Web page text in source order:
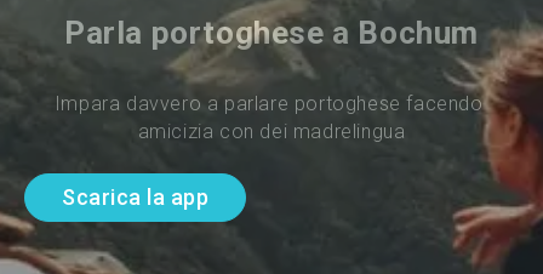
Parla portoghese a Bochum
Impara davvero a parlare portoghese facendo
amicizia con dei madrelingua
Scarica la app